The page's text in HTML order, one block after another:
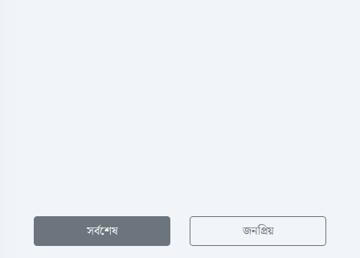
সর্বশেষ জনপ্রিয়